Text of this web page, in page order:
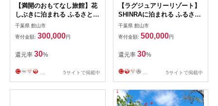
【満開のおもてなし旅館】花
しぶきに泊まれる ふるさと納
税共通ギフト券 90,000円分
千葉県 館山市
寄付金額: 300,000円
還元率 30%
5サイトで掲載中
【ラグジュアリーリゾート】
SHINRAに泊まれる ふるさと
納税共通ギフト券 150,000円
千葉県 館山市
寄付金額: 500,000円
還元率 30%
5サイトで掲載中